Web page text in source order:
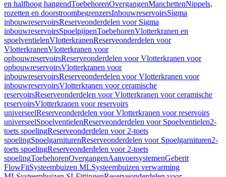
en halfhoog hangendToebehorenOvergangenManchettenNippels,
rozetten en doorstroombegrenzersInbouwreservoirsSigma
inbouwreservoirsReserveonderdelen voor Sigma
inbouwreservoirsSpoelpijpenToebehorenVlotterkranen en
spoelventielenVlotterkranenReserveonderdelen voor
VlotterkranenVlotterkranen voor
opbouwreservoirsReserveonderdelen voor Vlotterkranen voor
opbouwreservoirsVlotterkranen voor
inbouwreservoirsReserveonderdelen voor Vlotterkranen voor
inbouwreservoirsVlotterkranen voor ceramische
reservoirsReserveonderdelen voor Vlotterkranen voor ceramische
reservoirsVlotterkranen voor reservoirs
universeelReserveonderdelen voor Vlotterkranen voor reservoirs
universeelSpoelventielenReserveonderdelen voor Spoelventielen2-
toets spoelingReserveonderdelen voor 2-toets
spoelingSpoelgarniturenReserveonderdelen voor Spoelgarnituren2-
toets spoelingReserveonderdelen voor 2-toets
spoelingToebehorenOvergangenAanvoersystemenGeberit
FlowFitSysteembuizen MLSysteembuizen verwarming